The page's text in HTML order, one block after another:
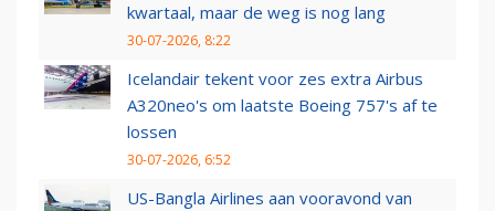
kwartaal, maar de weg is nog lang
30-07-2026, 8:22
Icelandair tekent voor zes extra Airbus
A320neo's om laatste Boeing 757's af te
lossen
30-07-2026, 6:52
US-Bangla Airlines aan vooravond van